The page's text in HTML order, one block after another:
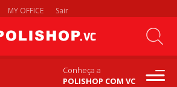
MY OFFICE Sair
Conheça a
POLISHOP COM VC